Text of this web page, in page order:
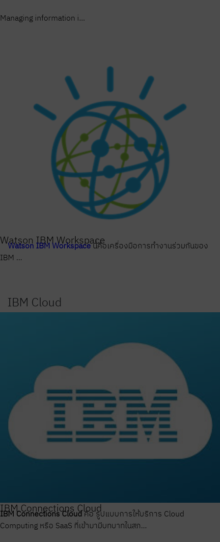
Managing information i...
Watson IBM Workspace
Watson IBM Workspaceนี่คือเครื่องมือการทำงานร่วมกันของ
IBM ...
IBM Cloud
IBM Connections Cloud
IBM Connections Cloudคือ รูปแบบการให้บริการ Cloud
Computing หรือ SaaS ที่เข้ามามีบทบาทในสภ...